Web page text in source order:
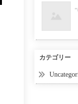
カテゴリー